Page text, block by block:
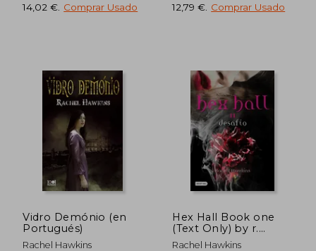
14,02 € Comprar Usado
12,79 € Comprar Usado
Vidro Demónio (en
Portugués)
Rachel Hawkins
Hex Hall Book one
(Text Only) by r.
Hawkins
Rachel Hawkins